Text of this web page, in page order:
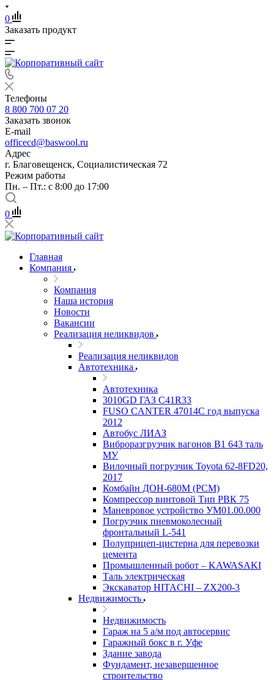
0
Заказать продукт
Телефоны
8 800 700 07 20
Заказать звонок
E-mail
officecd@baswool.ru
Адрес
г. Благовещенск, Социалистическая 72
Режим работы
Пн. – Пт.: с 8:00 до 17:00
0
Главная
Компания
Компания
Наша история
Новости
Вакансии
Реализация неликвидов
Реализация неликвидов
Автотехника
Автотехника
3010GD ГАЗ С41R33
FUSO CANTER 47014C год выпуска
2012
Автобус ЛИАЗ
Виброразгрузчик вагонов В1 643 таль
МУ
Вилочный погрузчик Toyota 62-8FD20,
2017
Комбайн ДОН-680М (РСМ)
Компрессор винтовой Тип РВК 75
Маневровое устройство УМ01.00.000
Погрузчик пневмоколесный
фронтальный L-541
Полуприцеп-цистерна для перевозки
цемента
Промышленный робот – KAWASAKI
Таль электрическая
Экскаватор HITACHI – ZX200-3
Недвижимость
Недвижимость
Гараж на 5 а/м под автосервис
Гаражный бокс в г. Уфе
Здание завода
Фундамент, незавершенное
строительство